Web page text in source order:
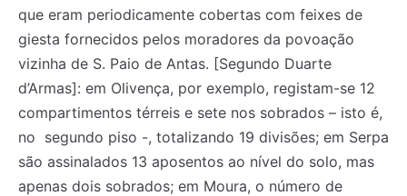
que eram periodicamente cobertas com feixes de
giesta fornecidos pelos moradores da povoação
vizinha de S. Paio de Antas. [Segundo Duarte
d’Armas]: em Olivença, por exemplo, registam-se 12
compartimentos térreis e sete nos sobrados – isto é,
no segundo piso -, totalizando 19 divisões; em Serpa
são assinalados 13 aposentos ao nível do solo, mas
apenas dois sobrados; em Moura, o número de